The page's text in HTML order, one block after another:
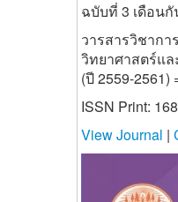
ฉบับที่ 3 เดือน
วารสารวิชาก
วิทยาศาสตร์แล
(ปี 2559-2561)
ISSN Print:
View Journal |